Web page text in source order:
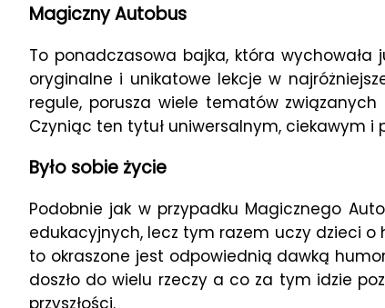
Magiczny Autobus
To ponadczasowa bajka, która wychowała
oryginalne i unikatowe lekcje w
regule, porusza wiele tematów
Czyniąc ten tytuł uniwersalnym, ciekawym
Było sobie życie
Podobnie jak w przypadku Magicznego
edukacyjnych, lecz tym razem uczy dzieci o
to okraszone jest odpowiednią dawką
doszło do wielu rzeczy a co za tym idzie
przyszłości.